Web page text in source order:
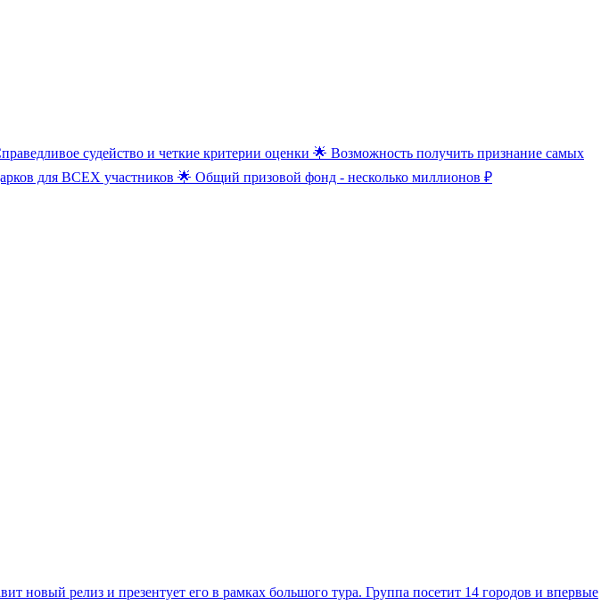
судейство и четкие критерии оценки 🌟 Возможность получить признание самых
для ВСЕХ участников 🌟 Общий призовой фонд - несколько миллионов ₽
новый релиз и презентует его в рамках большого тура. Группа посетит 14 городов и впервые